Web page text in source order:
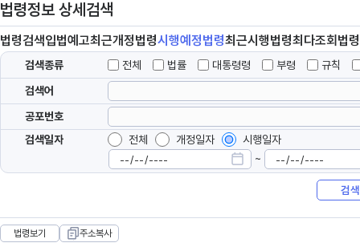
법령정보 상세검색
법령검색입법예고최근개정법령시행예정법령최근시행법령최다조회 법령
검색종류 전체 법률 대통령령 부령
규칙
검색어
공포번호
검색일자
전체 개정일자
시행일자
~
검색
법령보기 주소복사